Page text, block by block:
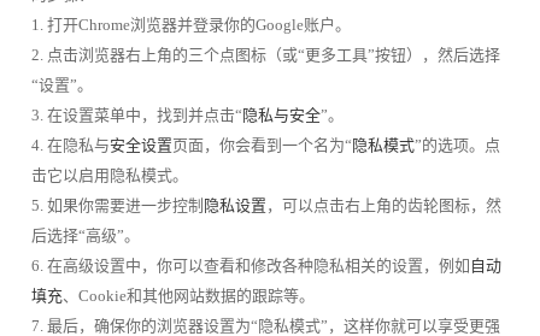
1. 打开Chrome浏览器并登录你的Google账户。
2. 点击浏览器右上角的三个点图标（或“更多工具”按钮），然后选择
“设置”。
3. 在设置菜单中，找到并点击“隐私与安全”。
4. 在隐私与安全设置页面，你会看到一个名为“隐私模式”的选项。点
击它以启用隐私模式。
5. 如果你需要进一步控制隐私设置 ，可以点击右上角的齿轮图标，然
后选择“高级”。
6. 在高级设置中，你可以查看和修改各种隐私相关的设置，例如 自动
填充、Cookie和其他网站数据的跟踪等。
7. 最后，确保你的浏览器设置为“隐私模式”，这样你就可以享受更强